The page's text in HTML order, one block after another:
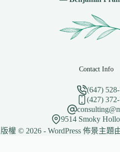
Contact Info
(647)
(427)
9514 Smoky
版權 © 2026 - WordPress 佈景主題